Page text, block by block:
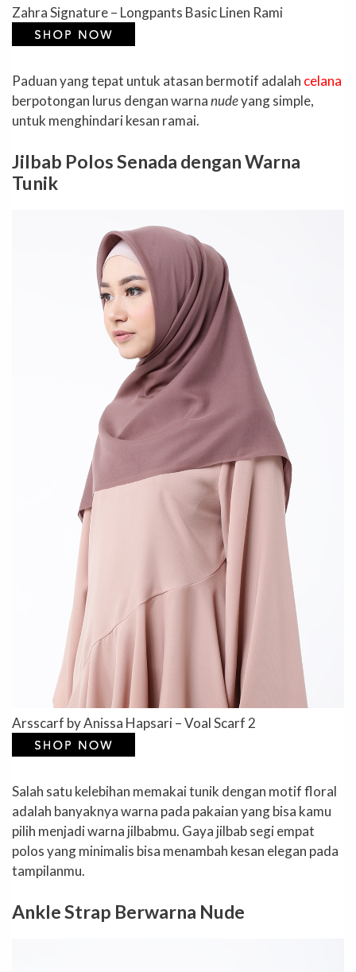
Zahra Signature – Longpants Basic Linen Rami
Paduan yang tepat untuk atasan bermotif adalah celana
berpotongan lurus dengan warnanudeyang simple,
untuk menghindari kesan ramai.
Jilbab Polos Senada dengan Warna
Tunik
Arsscarf by Anissa Hapsari – Voal Scarf 2
Salah satu kelebihan memakai tunik dengan motif floral
adalah banyaknya warna pada pakaian yang bisa kamu
pilih menjadi warna jilbabmu. Gaya jilbab segi empat
polos yang minimalis bisa menambah kesan elegan pada
tampilanmu.
Ankle Strap Berwarna Nude